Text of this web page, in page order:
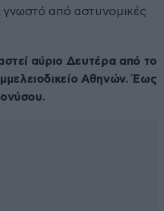
από αστυνομικές
αύριο Δευτέρα από το
Αθηνών. Έως